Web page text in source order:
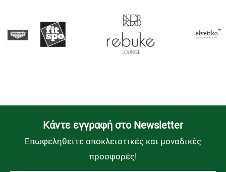
Kάντε εγγραφή στο Newsletter
Επωφεληθείτε αποκλειστικές και μοναδικές
προσφορές!